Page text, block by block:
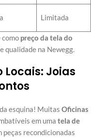
Limitada
como preço da tela do
qualidade na Newegg.
Joias
esquina! Muitas Oficinas
em uma tela de
peças recondicionadas